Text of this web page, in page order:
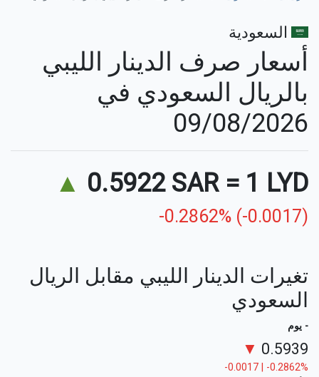
السعودية
أسعار صرف الدينار الليبي
بالريال السعودي في
09/08/2026
1 LYD
=
0.5922 SAR
▲
-0.2862% (-0.0017)
تغيرات الدينار الليبي مقابل الريال
السعودي
- يوم
0.5939
▼
-0.0017 | -0.2862%